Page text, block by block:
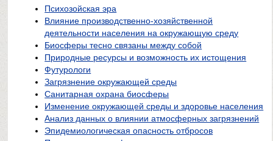
Психозойская эра
Влияние производственно-хозяйственной
деятельности населения на окружающую среду
Биосферы тесно связаны между собой
Природные ресурсы и возможность их истощения
Футурологи
Загрязнение окружающей среды
Санитарная охрана биосферы
Изменение окружающей среды и здоровье населения
Анализ данных о влиянии атмосферных загрязнений
Эпидемиологическая опасность отбросов